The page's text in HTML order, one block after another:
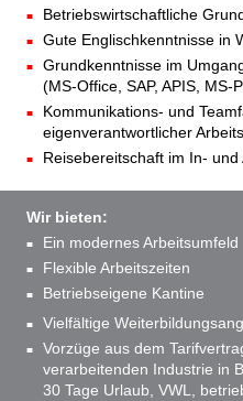
Betriebswirtschaftliche
Gute Englischkenntnisse in
Grundkenntnisse im
(MS-Office, SAP, APIS, MS-
Kommunikations- und
eigenverantwortlicher
Reisebereitschaft im In- und
Wir bieten:
Ein modernes Arbeitsumfeld
Flexible Arbeitszeiten
Betriebseigene Kantine
Vielfältige
Vorzüge aus dem
verarbeitenden Industrie in
30 Tage Urlaub, VWL,